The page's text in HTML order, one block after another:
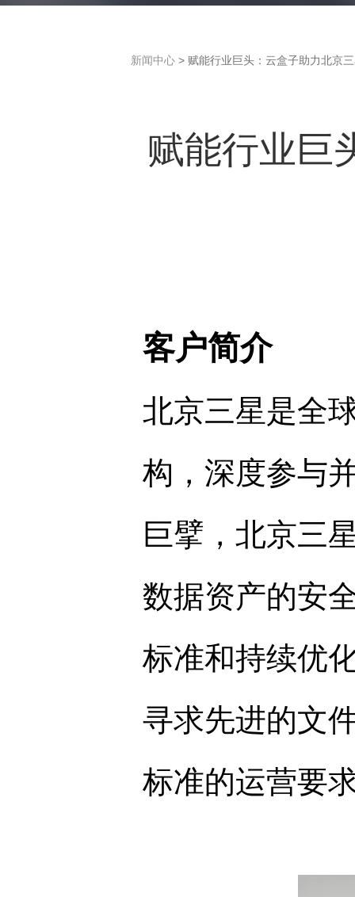
新闻中心 > 赋能行业巨头：云盒子助力北京
赋能行业巨
客户简介
北京三星是全
构，深度参与
巨擘，北京三
数据资产的安
标准和持续优
寻求先进的文
标准的运营要